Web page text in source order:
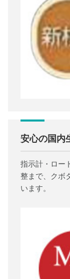
安心の国内
指示計・ロー
整まで、クボ
います。